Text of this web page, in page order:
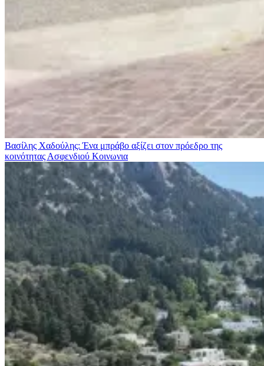
Βασίλης Χαδούλης: Ένα μπράβο αξίζει στον πρόεδρο της
κοινότητας Ασφενδιού Κοινωνια